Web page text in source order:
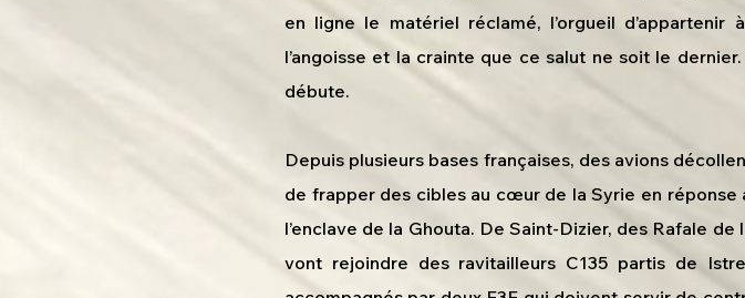
en ligne le matériel réclamé, l’orgueil
l’angoisse et la crainte que ce salut ne soit le
débute.
Depuis plusieurs bases françaises, des avions
de frapper des cibles au cœur de la Syrie en
l’enclave de la Ghouta. De Saint-Dizier, des Rafale
vont rejoindre des ravitailleurs C135 partis de